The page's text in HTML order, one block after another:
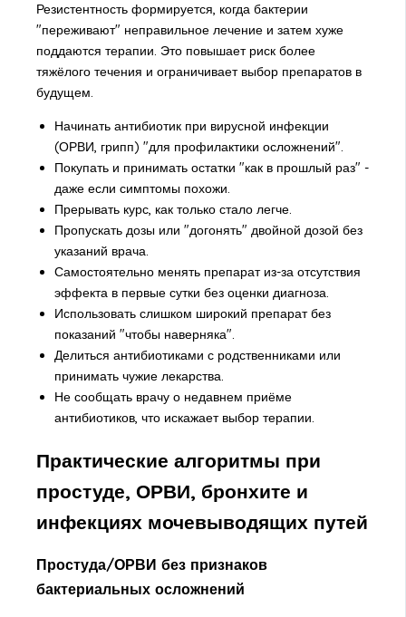
Резистентность формируется, когда бактерии
"переживают" неправильное лечение и затем хуже
поддаются терапии. Это повышает риск более
тяжёлого течения и ограничивает выбор препаратов в
будущем.
Начинать антибиотик при вирусной инфекции
(ОРВИ, грипп) "для профилактики осложнений".
Покупать и принимать остатки "как в прошлый раз" -
даже если симптомы похожи.
Прерывать курс, как только стало легче.
Пропускать дозы или "догонять" двойной дозой без
указаний врача.
Самостоятельно менять препарат из-за отсутствия
эффекта в первые сутки без оценки диагноза.
Использовать слишком широкий препарат без
показаний "чтобы наверняка".
Делиться антибиотиками с родственниками или
принимать чужие лекарства.
Не сообщать врачу о недавнем приёме
антибиотиков, что искажает выбор терапии.
Практические алгоритмы при
простуде, ОРВИ, бронхите и
инфекциях мочевыводящих путей
Простуда/ОРВИ без признаков
бактериальных осложнений